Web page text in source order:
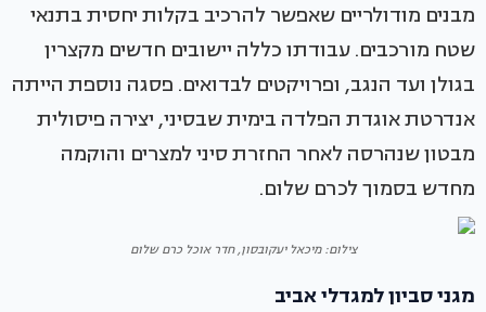
מבנים מודולריים שאפשר להרכיב בקלות יחסית בתנאי
שטח מורכבים. עבודתו כללה יישובים חדשים מקצרין
בגולן ועד הנגב, ופרויקטים לבדואים. פסגה נוספת הייתה
אנדרטת אוגדת הפלדה בימית שבסיני, יצירה פיסולית
מבטון שנהרסה לאחר החזרת סיני למצרים והוקמה
מחדש בסמוך לכרם שלום.
צילום: מיכאל יעקובסון, חדר אוכל כרם שלום
מגני סביון למגדלי אביב